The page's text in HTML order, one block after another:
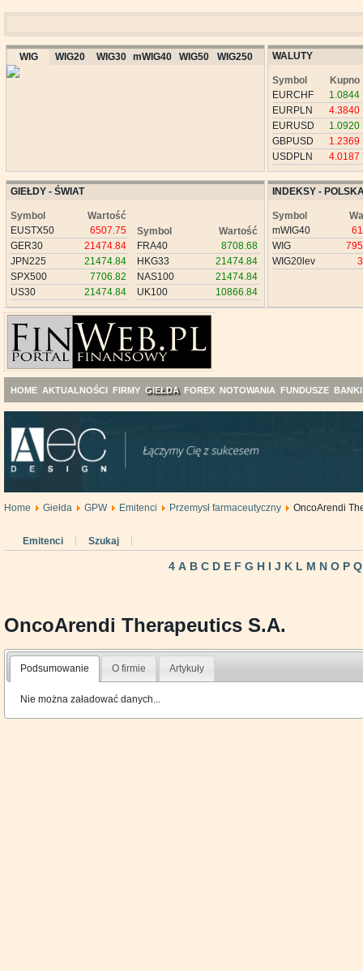
WIG WIG20 WIG30 mWIG40 WIG50 WIG250 WALUTY
Symbol
Kupno
EURCHF
1.0844
EURPLN
4.3840
EURUSD
1.0920
GBPUSD
1.2369
USDPLN
4.0187
GIEŁDY - ŚWIAT
Symbol
Wartość
EUSTX50
6507.75
GER30
21474.84
JPN225
21474.84
SPX500
7706.82
US30
21474.84
Symbol
Wartość
FRA40
8708.68
HKG33
21474.84
NAS100
21474.84
UK100
10866.84
INDEKSY -
Symbol
mWIG40
WIG
WIG20lev
HOME AKTUALNOŚCI FIRMY GIEŁDA FOREX NOTOWANIA FUNDUSZE BANKI
Home Giełda GPW Emitenci Przemysł farmaceutyczny OncoArendi
Emitenci Szukaj
4 A B C D E F G H I J K L M N O P Q
OncoArendi Therapeutics S.A.
Podsumowanie O firmie Artykuły
Nie można załadować danych...